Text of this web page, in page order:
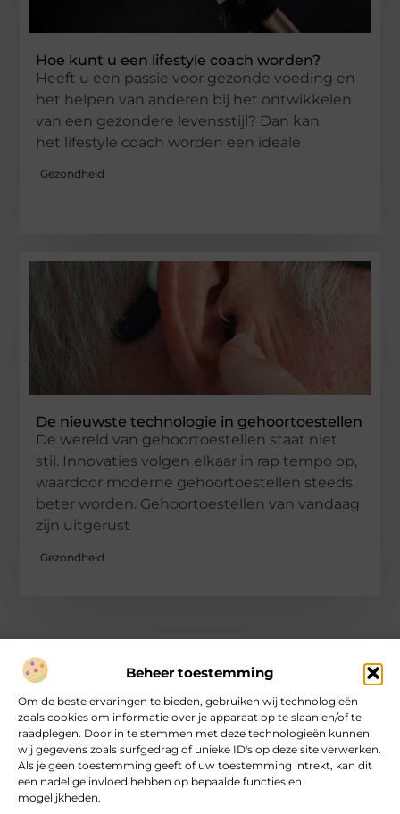
Beheer toestemming
Om de beste ervaringen te bieden, gebruiken wij technologieën
zoals cookies om informatie over je apparaat op te slaan en/of te
raadplegen. Door in te stemmen met deze technologieën kunnen
wij gegevens zoals surfgedrag of unieke ID's op deze site verwerken.
Als je geen toestemming geeft of uw toestemming intrekt, kan dit
een nadelige invloed hebben op bepaalde functies en
mogelijkheden.
Hoe kunt u een lifestyle coach worden?
Heeft u een passie voor gezonde voeding en
het helpen van anderen bij het ontwikkelen
van een gezondere levensstijl? Dan kan
het lifestyle coach worden een ideale
Gezondheid
De nieuwste technologie in gehoortoestellen
De wereld van gehoortoestellen staat niet
stil. Innovaties volgen elkaar in rap tempo op,
waardoor moderne gehoortoestellen steeds
beter worden. Gehoortoestellen van vandaag
zijn uitgerust
Gezondheid
Over heartcoaching
Jouw gids voor inspiratie en tips uit het dagelijks leven.
Ontdek een brede verzameling blogs en artikelen die je helpen
om het meeste uit elke dag te halen, met praktische adviezen
en verrassende inzichten.
Bericht categorie